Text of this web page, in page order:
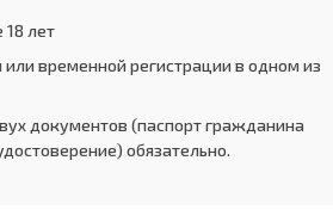
лет
или временной регистрации в одном из
документов (паспорт гражданина
обязательно.